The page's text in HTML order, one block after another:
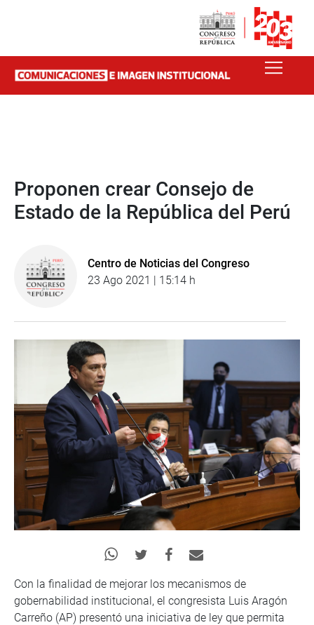
Proponen crear Consejo de
Estado de la República del Perú
Centro de Noticias del Congreso
23 Ago 2021 | 15:14 h
Con la finalidad de mejorar los mecanismos de
gobernabilidad institucional, el congresista Luis Aragón
Carreño (AP) presentó una iniciativa de ley que permita